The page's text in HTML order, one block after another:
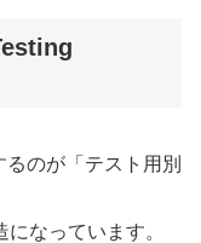
のが「テスト用別
なっています。